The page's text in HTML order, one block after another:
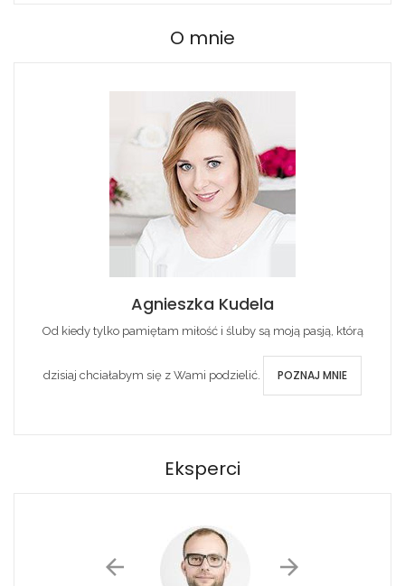
O mnie
Agnieszka Kudela
Od kiedy tylko pamiętam miłość i śluby są moją pasją, którą
dzisiaj chciałabym się z Wami podzielić. POZNAJ MNIE
Eksperci